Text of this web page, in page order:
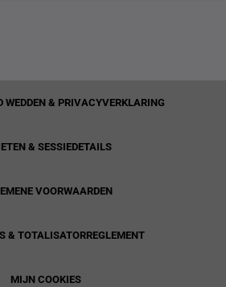
WEDDEN & PRIVACYVERKLARING
& SESSIEDETAILS
VOORWAARDEN
& TOTALISATORREGLEMENT
MIJN COOKIES